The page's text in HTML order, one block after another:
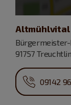
Altmühlvital
91757
09142